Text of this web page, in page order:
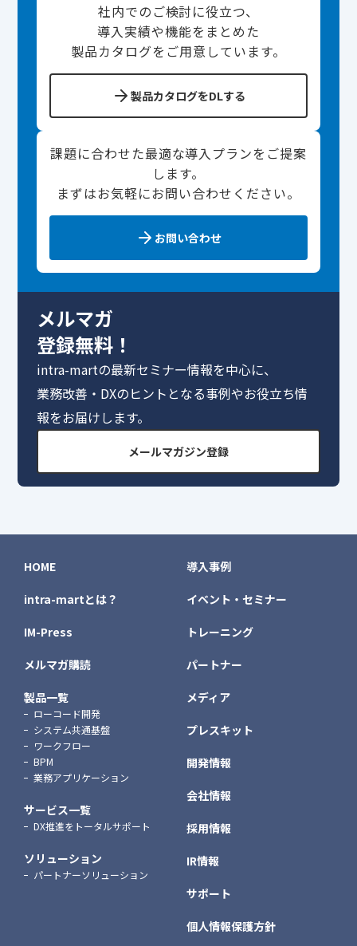
社内でのご検討に役立つ、
導入実績や機能をまとめた
製品カタログをご用意しています。
製品カタログをDLする
課題に合わせた最適な導入プランをご提案
します。
まずはお気軽にお問い合わせください。
お問い合わせ
メルマガ
登録無料！
intra-martの最新セミナー情報を中心に、
業務改善・DXのヒントとなる事例やお役立ち情
報をお届けします。
メールマガジン登録
HOME
intra-martとは？
IM-Press
メルマガ購読
製品一覧
ローコード開発
システム共通基盤
ワークフロー
BPM
業務アプリケーション
サービス一覧
DX推進をトータルサポート
ソリューション
パートナーソリューション
導入事例
イベント・セミナー
トレーニング
パートナー
メディア
プレスキット
開発情報
会社情報
採用情報
IR情報
サポート
個人情報保護方針